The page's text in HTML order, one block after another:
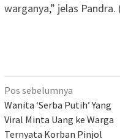
warganya,” jelas
Navigasi
pos
Pos sebelumnya
Wanita ‘Serba Putih’ Yang
Viral Minta Uang ke Warga
Ternyata Korban Pinjol